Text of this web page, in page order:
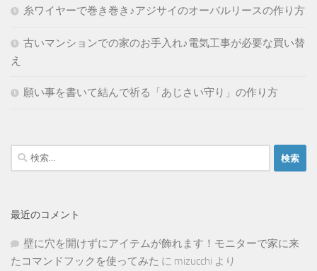
糸ワイヤーで巻き巻き♪アジサイのオーバルリースの作り方
古いマンションでの家のお手入れ♪電気工事が必要な買い替
え
願い事を書いて結んで祈る「あじさい守り」の作り方
検
索:
最近のコメント
壁に穴を開けずにアイテムが飾れます！モニターで家に来
たコマンドフックを使ってみた に mizucchi より